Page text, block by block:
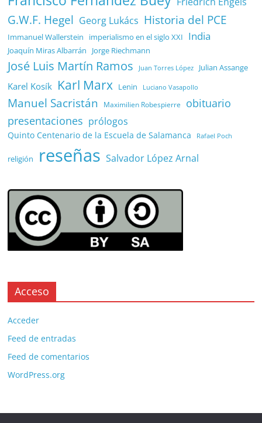
G.W.F. Hegel Georg Lukács Historia del PCE
Immanuel Wallerstein imperialismo en el siglo XXI India
Joaquín Miras Albarrán Jorge Riechmann
José Luis Martín Ramos Juan Torres López Julian Assange
Karel Kosík Karl Marx Lenin Luciano Vasapollo
Manuel Sacristán Maximilien Robespierre
obituario
presentaciones prólogos
Quinto Centenario de la Escuela de Salamanca Rafael Poch
religión reseñas Salvador López Arnal
Acceso
Acceder
Feed de entradas
Feed de comentarios
WordPress.org